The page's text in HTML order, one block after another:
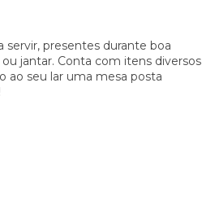
presentes durante boa
jantar. Conta com itens diversos
ao seu lar uma mesa posta